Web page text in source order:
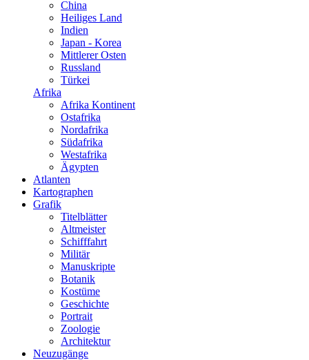
China
Heiliges Land
Indien
Japan - Korea
Mittlerer Osten
Russland
Türkei
Afrika
Afrika Kontinent
Ostafrika
Nordafrika
Südafrika
Westafrika
Ägypten
Atlanten
Kartographen
Grafik
Titelblätter
Altmeister
Schifffahrt
Militär
Manuskripte
Botanik
Kostüme
Geschichte
Portrait
Zoologie
Architektur
Neuzugänge